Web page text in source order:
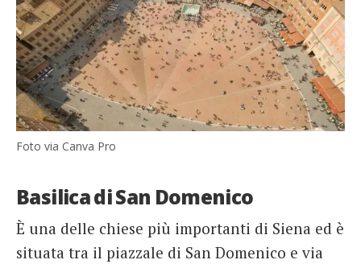
Foto via Canva Pro
Basilica di San Domenico
È una delle chiese più importanti di Siena ed è
situata tra il piazzale di San Domenico e via